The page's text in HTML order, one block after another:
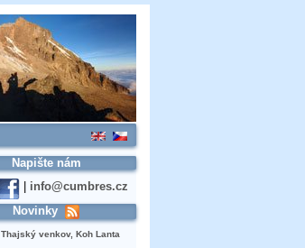
Napište nám
info@cumbres.cz
Novinky
Thajský venkov, Koh Lanta